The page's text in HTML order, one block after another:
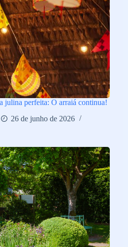
julina perfeita: O arraiá continua!
26 de junho de 2026